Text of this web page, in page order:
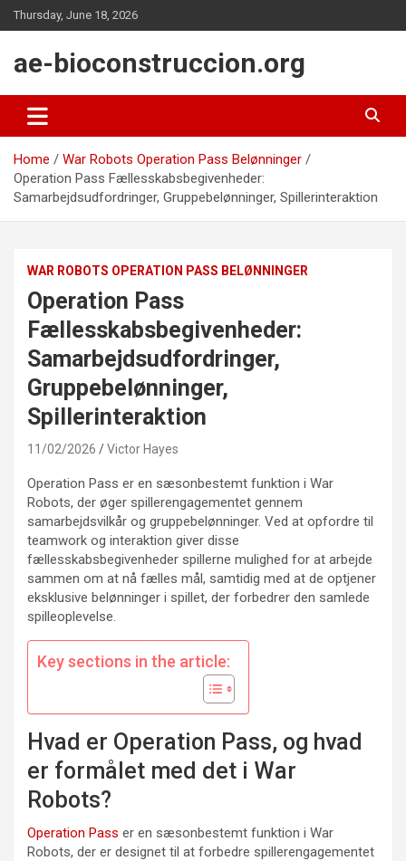
Skip
to
Thursday, June 18, 2026
ae-bioconstruccion.org
Home
War Robots Operation Pass Belønninger
Operation Pass Fællesskabsbegivenheder:
Samarbejdsudfordringer, Gruppebelønninger, Spillerinteraktion
WAR ROBOTS OPERATION PASS BELØNNINGER
Operation Pass
Fællesskabsbegivenheder:
Samarbejdsudfordringer,
Gruppebelønninger,
Spillerinteraktion
11/02/2026 Victor Hayes
Operation Pass er en sæsonbestemt funktion i War
Robots, der øger spillerengagementet gennem
samarbejdsvilkår og gruppebelønninger. Ved at opfordre til
teamwork og interaktion giver disse
fællesskabsbegivenheder spillerne mulighed for at arbejde
sammen om at nå fælles mål, samtidig med at de optjener
eksklusive belønninger i spillet, der forbedrer den samlede
spilleoplevelse.
Key sections in the article:
Hvad er Operation Pass, og hvad
er formålet med det i War
Robots?
Operation Pass er en sæsonbestemt funktion i War
Robots, der er designet til at forbedre spillerengagementet